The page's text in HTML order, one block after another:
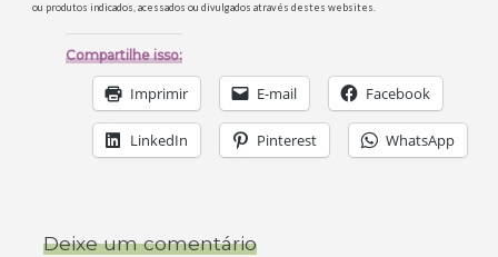
ou produtos indicados, acessados ou divulgados através destes websites.
Compartilhe isso:
Imprimir E-mail Facebook
LinkedIn Pinterest WhatsApp
Deixe um comentário